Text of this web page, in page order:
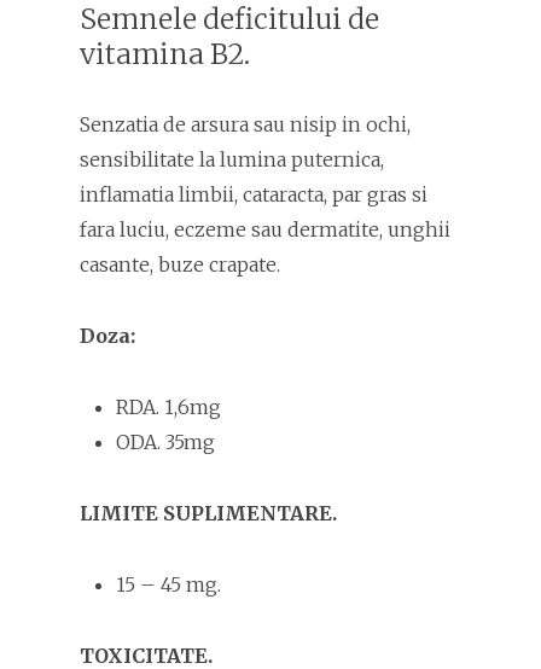
Semnele deficitului de
vitamina B2.
Senzatia de arsura sau nisip in ochi,
sensibilitate la lumina puternica,
inflamatia limbii, cataracta, par gras si
fara luciu, eczeme sau dermatite, unghii
casante, buze crapate.
Doza:
RDA. 1,6mg
ODA. 35mg
LIMITE SUPLIMENTARE.
15 – 45 mg.
TOXICITATE.